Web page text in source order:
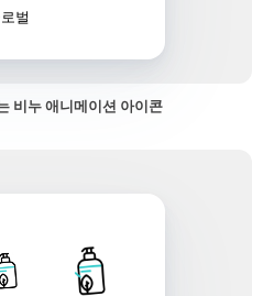
벌
비누 애니메이션 아이콘